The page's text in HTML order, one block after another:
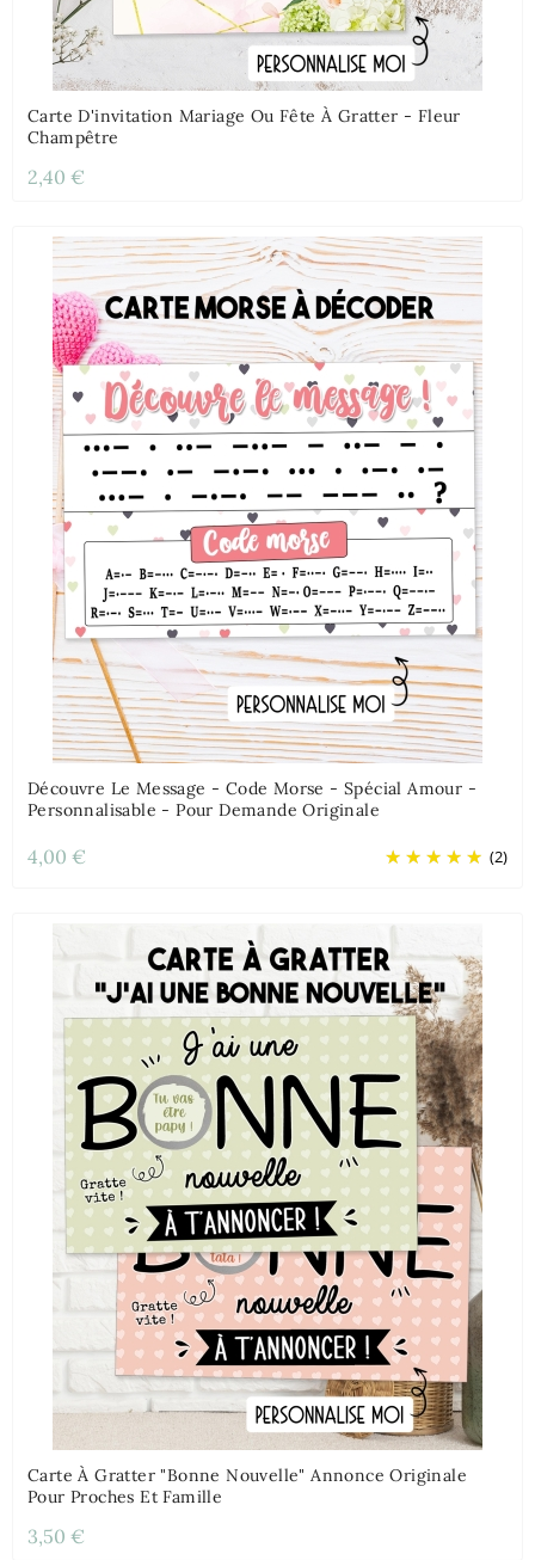
Carte D'invitation Mariage Ou Fête À Gratter - Fleur
Champêtre
2,40 €
Découvre Le Message - Code Morse - Spécial Amour -
Personnalisable - Pour Demande Originale
(2)
4,00 €
Carte À Gratter "bonne Nouvelle" Annonce Originale
Pour Proches Et Famille
3,50 €